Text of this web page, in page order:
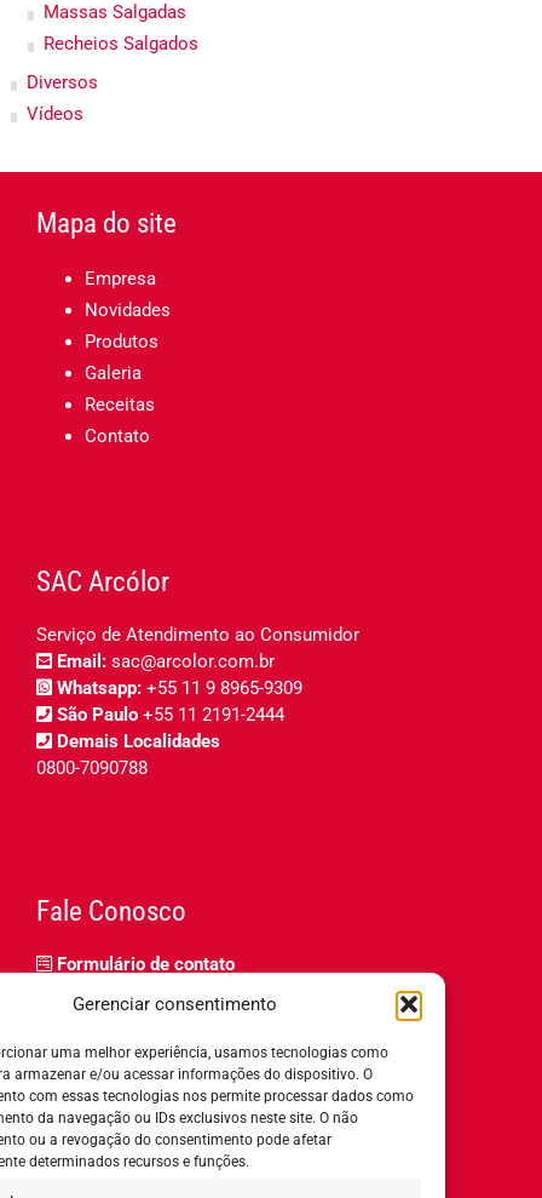
Gerenciar consentimento
uma melhor experiência, usamos tecnologias como
armazenar e/ou acessar informações do dispositivo. O
com essas tecnologias nos permite processar dados como
da navegação ou IDs exclusivos neste site. O não
ou a revogação do consentimento pode afetar
determinados recursos e funções.
Massas Salgadas
Recheios Salgados
Diversos
Vídeos
Mapa do site
Empresa
Novidades
Produtos
Galeria
Receitas
Contato
SAC Arcólor
Serviço de Atendimento ao Consumidor
Email: sac@arcolor.com.br
Whatsapp: +55 11 9 8965-9309
São Paulo +55 11 2191-2444
Demais Localidades
0800-7090788
Fale Conosco
Formulário de contato
Relatório de igualdade salarial
Horário de Atendimento: